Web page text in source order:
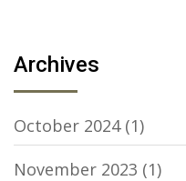
Archives
October 2024(1)
November 2023 (1)